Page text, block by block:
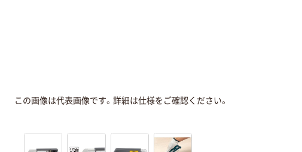
この画像は代表画像です。詳細は仕様をご確認ください。